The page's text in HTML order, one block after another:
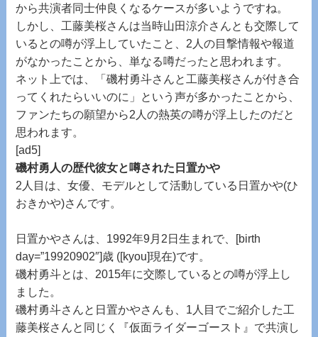
から共演者同士仲良くなるケースが多いようですね。
しかし、工藤美桜さんは当時山田涼介さんとも交際して
いるとの噂が浮上していたこと、2人の目撃情報や報道
がなかったことから、単なる噂だったと思われます。
ネット上では、「磯村勇斗さんと工藤美桜さんが付き合
ってくれたらいいのに」という声が多かったことから、
ファンたちの願望から2人の熱英の噂が浮上したのだと
思われます。
[ad5]
磯村勇人の歴代彼女と噂された日置かや
2人目は、女優、モデルとして活動している日置かや(ひ
おきかや)さんです。
日置かやさんは、1992年9月2日生まれで、[birth
day=”19920902″]歳 ([kyou]現在)です。
磯村勇斗とは、2015年に交際しているとの噂が浮上し
ました。
磯村勇斗さんと日置かやさんも、1人目でご紹介した工
藤美桜さんと同じく『仮面ライダーゴースト』で共演し